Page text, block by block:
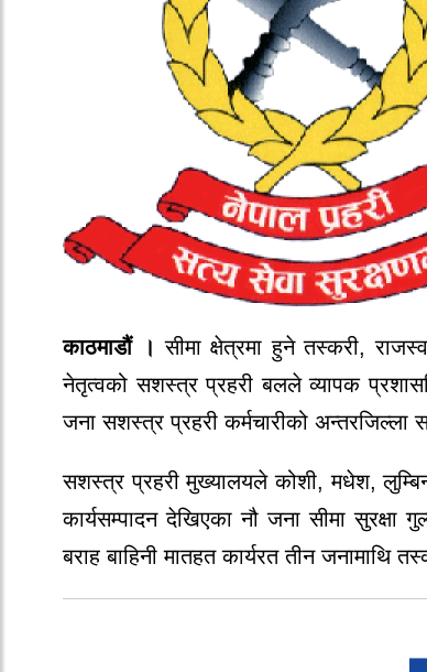
काठमाडौं । सीमा क्षेत्रमा हुने तस्करी,
नेतृत्वको सशस्त्र प्रहरी बलले व्यापक
जना सशस्त्र प्रहरी कर्मचारीको
सशस्त्र प्रहरी मुख्यालयले कोशी, मधेश,
कार्यसम्पादन देखिएका नौ जना सीमा सुरक्षा
बराह बाहिनी मातहत कार्यरत तीन जनामाथि